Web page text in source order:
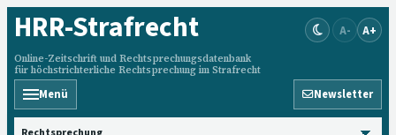
HRR-Strafrecht
Online-Zeitschrift und Rechtsprechungsdatenbank
für höchstrichterliche Rechtsprechung im Strafrecht
A- A+
Menü Newsletter
HRRS durchsuchen